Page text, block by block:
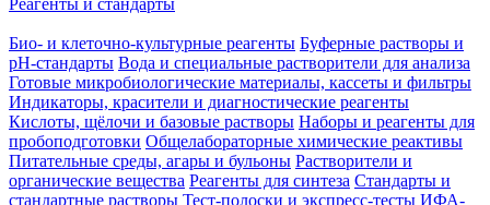
Реагенты и стандарты
Био- и клеточно-культурные реагенты Буферные растворы и
pH-стандарты Вода и специальные растворители для анализа
Готовые микробиологические материалы, кассеты и фильтры
Индикаторы, красители и диагностические реагенты
Кислоты, щёлочи и базовые растворы Наборы и реагенты для
пробоподготовки Общелабораторные химические реактивы
Питательные среды, агары и бульоны Растворители и
органические вещества Реагенты для синтеза Стандарты и
стандартные растворы Тест-полоски и экспресс-тесты ИФА-